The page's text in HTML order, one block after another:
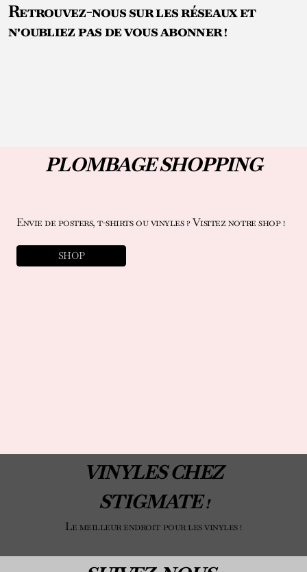
Retrouvez-nous sur les réseaux et
n'oubliez pas de vous abonner !
PLOMBAGE SHOPPING
Envie de posters, t-shirts ou vinyles ? Visitez notre shop !
SHOP
VINYLES CHEZ
STIGMATE !
Le meilleur endroit pour les vinyles !